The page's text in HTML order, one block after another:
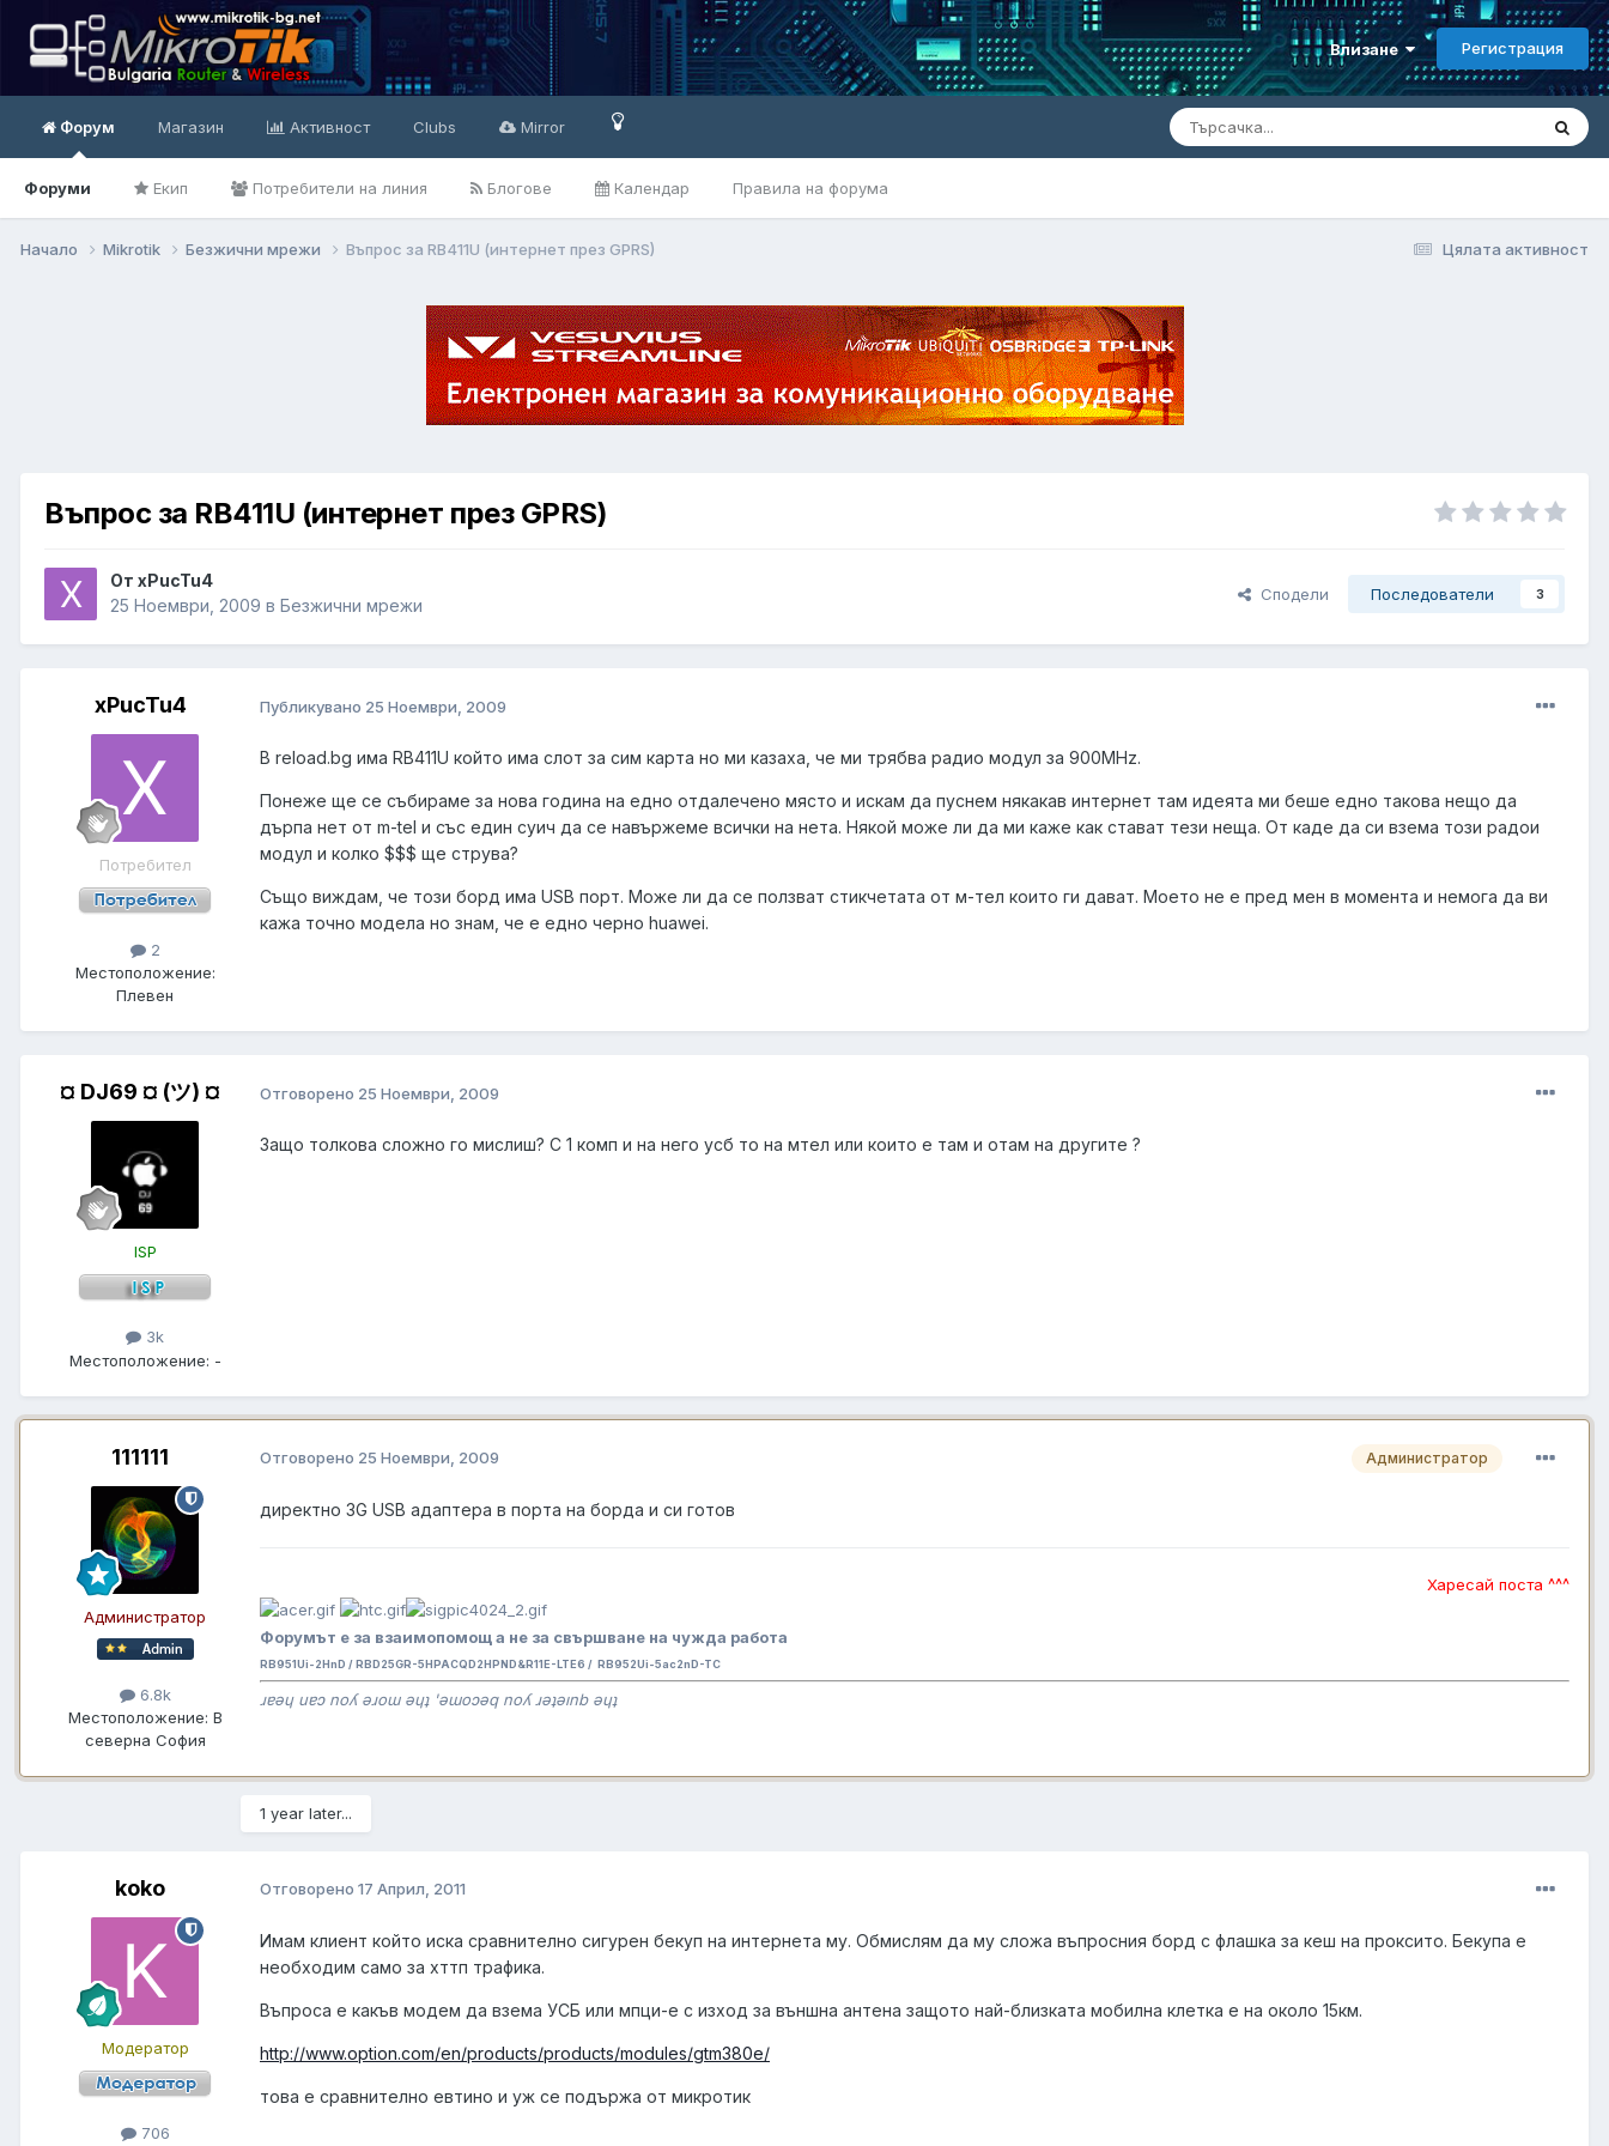
Влизане Регистрация
Форум
Форуми Екип Потребители на линия Блогове Календар Правила на форума
Магазин Активност Clubs Mirror
Цялата активност
Начало Mikrotik Безжични мрежи Въпрос за RB411U (интернет през GPRS)
Въпрос за RB411U (интернет през GPRS)
От xPucTu4
25 Ноември, 2009 в Безжични мрежи
Сподели Последователи 3
xPucTu4
Потребител
2
Местоположение:
Плевен
Публикувано 25 Ноември, 2009
В reload.bg има RB411U който има слот за сим карта но ми казаха, че ми трябва радио модул за 900MHz.
Понеже ще се събираме за нова година на едно отдалечено място и искам да пуснем някакав интернет там идеята ми беше едно такова нещо да
дърпа нет от m-tel и със един суич да се навържеме всички на нета. Някой може ли да ми каже как стават тези неща. От каде да си взема този радои
модул и колко $$$ ще струва?
Също виждам, че този борд има USB порт. Може ли да се ползват стикчетата от м-тел които ги дават. Моето не е пред мен в момента и немога да ви
кажа точно модела но знам, че е едно черно huawei.
¤ DJ69 ¤ (ツ) ¤
ISP
3k
Местоположение: -
Отговорено 25 Ноември, 2009
Защо толкова сложно го мислиш? С 1 комп и на него усб то на мтел или които е там и отам на другите ?
111111
Администратор
6.8k
Местоположение: В
северна София
Администратор
Отговорено 25 Ноември, 2009
директно 3G USB адаптера в порта на борда и си готов
Харесай поста ^^^
Форумът е за взаимопомощ а не за свършване на чужда работа
RB951Ui-2HnD / RBD25GR-5HPACQD2HPND&R11E-LTE6 / RB952Ui-5ac2nD-TC
ɹɐǝɥ uɐɔ noʎ ǝɹoɯ ǝɥʇ 'ǝɯoɔǝq noʎ ɹǝʇǝınb ǝɥʇ
1 year later...
koko
Модератор
706
Отговорено 17 Април, 2011
Имам клиент който иска сравнително сигурен бекуп на интернета му. Обмислям да му сложа въпросния борд с флашка за кеш на проксито. Бекупа е
необходим само за хттп трафика.
Въпроса е какъв модем да взема УСБ или мпци-е с изход за външна антена защото най-близката мобилна клетка е на около 15км.
http://www.option.com/en/products/products/modules/gtm380e/
това е сравнително евтино и уж се подържа от микротик